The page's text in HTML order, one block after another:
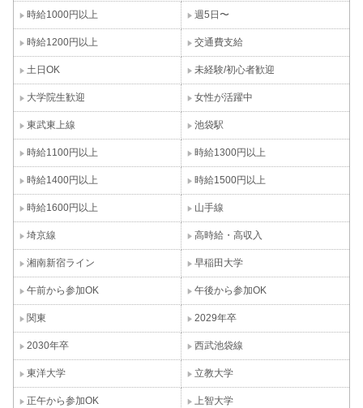
時給1000円以上 週5日〜
時給1200円以上 交通費支給
土日OK 未経験/初心者歓迎
大学院生歓迎 女性が活躍中
東武東上線 池袋駅
時給1100円以上 時給1300円以上
時給1400円以上 時給1500円以上
時給1600円以上 山手線
埼京線 高時給・高収入
湘南新宿ライン 早稲田大学
午前から参加OK 午後から参加OK
関東 2029年卒
2030年卒 西武池袋線
東洋大学 立教大学
正午から参加OK 上智大学